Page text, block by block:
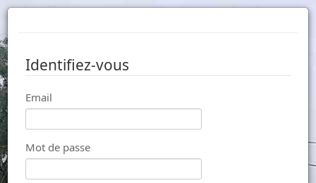
Identifiez-vous
Email
Mot de passe